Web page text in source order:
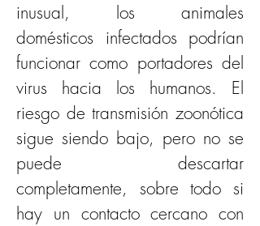
inusual, los animales
domésticos infectados podrían
funcionar como portadores del
virus hacia los humanos. El
riesgo de transmisión zoonótica
sigue siendo bajo, pero no se
puede descartar
completamente, sobre todo si
hay un contacto cercano con